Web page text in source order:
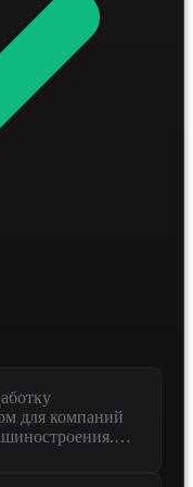
для компаний
стремящихся